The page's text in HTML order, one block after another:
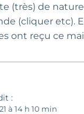
(très) de
(cliquer etc).
ont reçu ce
:
à 14 h 10 min